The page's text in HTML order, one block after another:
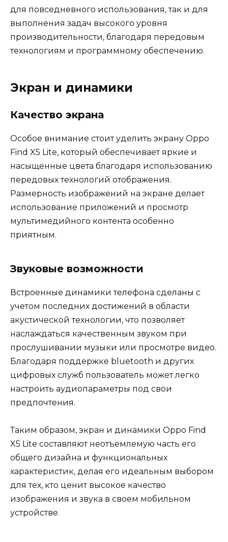
для повседневного использования, так и для
выполнения задач высокого уровня
производительности, благодаря передовым
технологиям и программному обеспечению.
Экран и динамики
Качество экрана
Особое внимание стоит уделить экрану Oppo
Find X5 Lite, который обеспечивает яркие и
насыщенные цвета благодаря использованию
передовых технологий отображения.
Размерность изображений на экране делает
использование приложений и просмотр
мультимедийного контента особенно
приятным.
Звуковые возможности
Встроенные динамики телефона сделаны с
учетом последних достижений в области
акустической технологии, что позволяет
наслаждаться качественным звуком при
прослушивании музыки или просмотре видео.
Благодаря поддержке bluetooth и других
цифровых служб пользователь может легко
настроить аудиопараметры под свои
предпочтения.
Таким образом, экран и динамики Oppo Find
X5 Lite составляют неотъемлемую часть его
общего дизайна и функциональных
характеристик, делая его идеальным выбором
для тех, кто ценит высокое качество
изображения и звука в своем мобильном
устройстве.